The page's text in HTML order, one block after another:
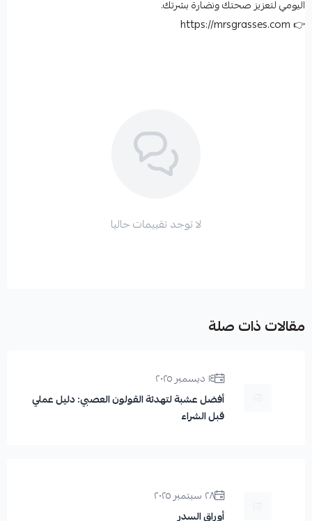
اليومي لتعزيز صحتك ونضارة بشرتك.
👉 https://mrsgrasses.com
لا توجد تقييمات حاليا
مقالات ذات صلة
١٤ ديسمبر ٢٠٢٥
أفضل عشبة لتهدئة القولون العصبي: دليل عملي
قبل الشراء
٢٨ سبتمبر ٢٠٢٥
أوراق السدر